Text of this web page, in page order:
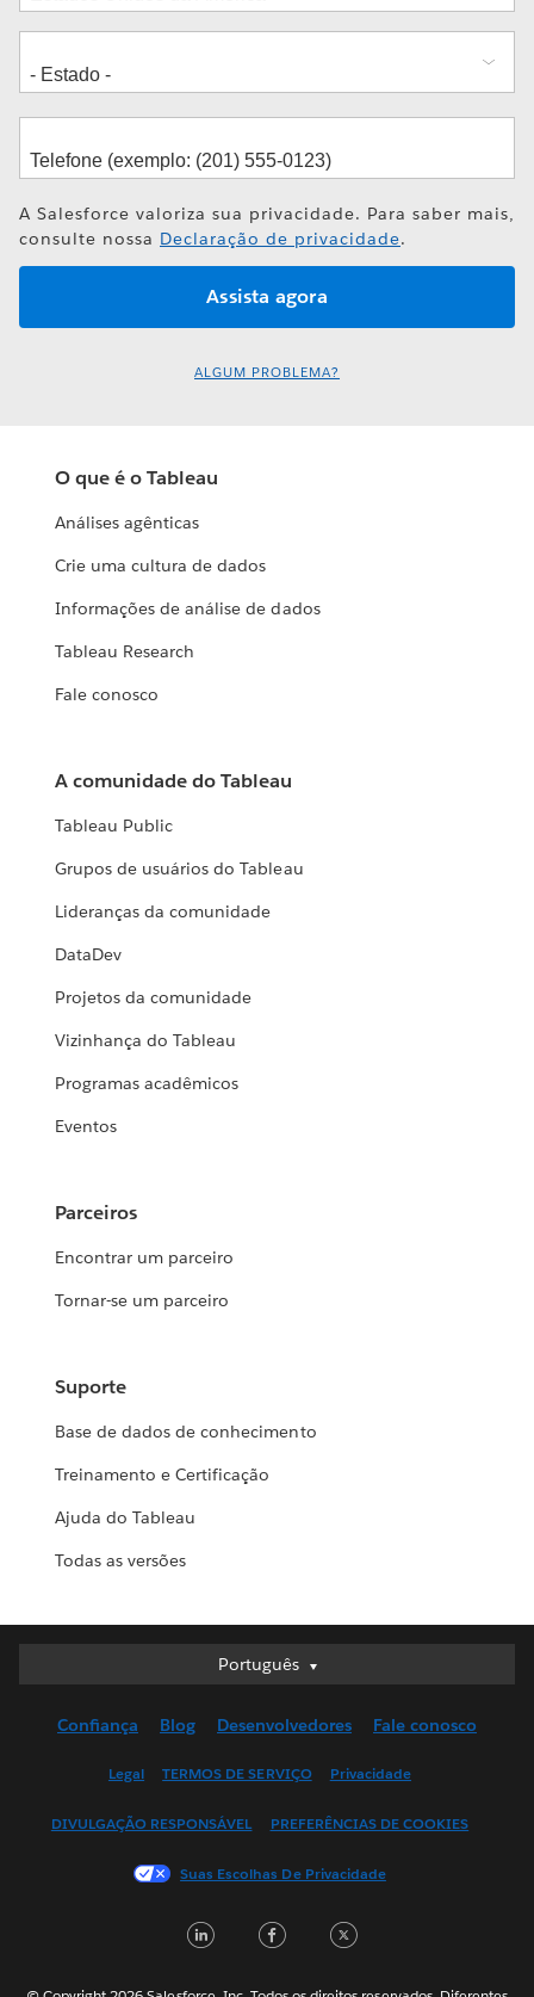
A Salesforce valoriza sua privacidade. Para saber mais,
consulte nossa Declaração de privacidade.
ALGUM PROBLEMA?
O que é o Tableau
Análises agênticas
Crie uma cultura de dados
Informações de análise de dados
Tableau Research
Fale conosco
A comunidade do Tableau
Tableau Public
Grupos de usuários do Tableau
Lideranças da comunidade
DataDev
Projetos da comunidade
Vizinhança do Tableau
Programas acadêmicos
Eventos
Parceiros
Encontrar um parceiro
Tornar-se um parceiro
Suporte
Base de dados de conhecimento
Treinamento e Certificação
Ajuda do Tableau
Todas as versões
Português
Português
English (UK)
Français (Canada)
日本語
Confiança Blog Desenvolvedores Fale conosco
Legal TERMOS DE SERVIÇO Privacidade
DIVULGAÇÃO RESPONSÁVEL PREFERÊNCIAS DE COOKIES
Suas Escolhas De Privacidade
LinkedInFacebook